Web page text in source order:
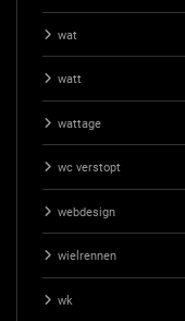
wat
watt
wattage
wc verstopt
webdesign
wielrennen
wk